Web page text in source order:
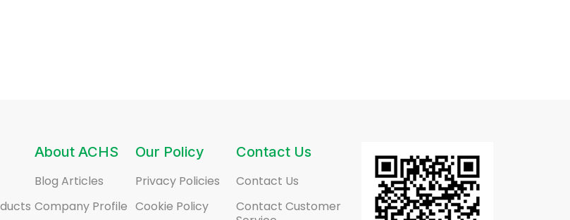
About ACHS
Blog Articles
Company Profile
Our Policy
Privacy Policies
Cookie Policy
Contact Us
Contact Us
Contact Customer